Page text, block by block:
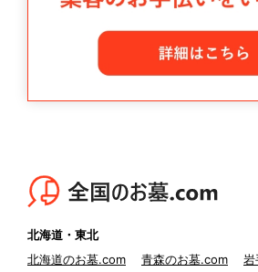
北海道・東北
北海道のお墓.com
青森のお墓.com
岩